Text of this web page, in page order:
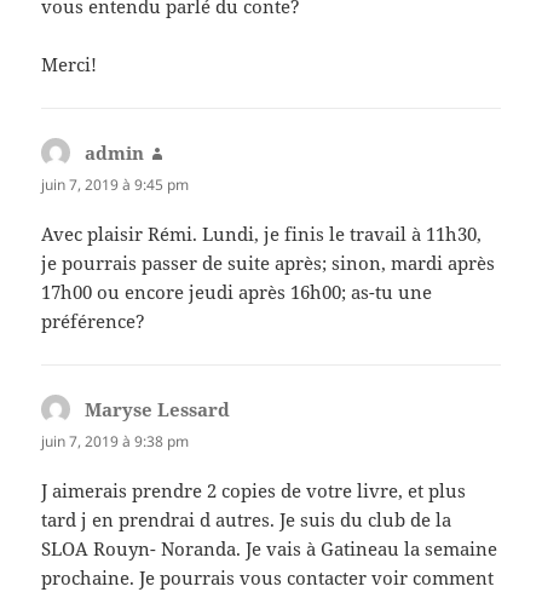
vous entendu parlé du conte?
Merci!
admin
juin 7, 2019 à 9:45 pm
Avec plaisir Rémi. Lundi, je finis le travail à 11h30,
je pourrais passer de suite après; sinon, mardi après
17h00 ou encore jeudi après 16h00; as-tu une
préférence?
Maryse Lessard
juin 7, 2019 à 9:38 pm
J aimerais prendre 2 copies de votre livre, et plus
tard j en prendrai d autres. Je suis du club de la
SLOA Rouyn- Noranda. Je vais à Gatineau la semaine
prochaine. Je pourrais vous contacter voir comment